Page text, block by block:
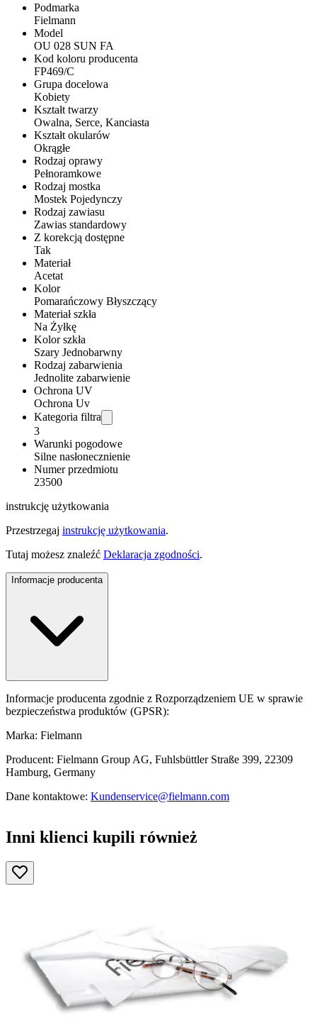
Podmarka
Fielmann
Model
OU 028 SUN FA
Kod koloru producenta
FP469/C
Grupa docelowa
Kobiety
Kształt twarzy
Owalna, Serce, Kanciasta
Kształt okularów
Okrągłe
Rodzaj oprawy
Pełnoramkowe
Rodzaj mostka
Mostek Pojedynczy
Rodzaj zawiasu
Zawias standardowy
Z korekcją dostępne
Tak
Materiał
Acetat
Kolor
Pomarańczowy Błyszczący
Materiał szkła
Na Żyłkę
Kolor szkła
Szary Jednobarwny
Rodzaj zabarwienia
Jednolite zabarwienie
Ochrona UV
Ochrona Uv
Kategoria filtra
3
Warunki pogodowe
Silne nasłonecznienie
Numer przedmiotu
23500
instrukcję użytkowania
Przestrzegaj instrukcję użytkowania.
Tutaj możesz znaleźć Deklaracja zgodności.
Informacje producenta
Informacje producenta zgodnie z Rozporządzeniem UE w sprawie
bezpieczeństwa produktów (GPSR):
Marka: Fielmann
Producent: Fielmann Group AG, Fuhlsbüttler Straße 399, 22309
Hamburg, Germany
Dane kontaktowe: Kundenservice@fielmann.com
Inni klienci kupili również